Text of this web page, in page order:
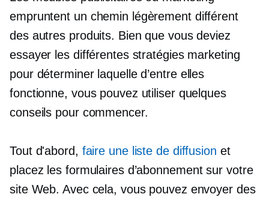
empruntent un chemin légèrement différent
des autres produits. Bien que vous deviez
essayer les différentes stratégies marketing
pour déterminer laquelle d’entre elles
fonctionne, vous pouvez utiliser quelques
conseils pour commencer.
Tout d'abord, faire une liste de diffusion et
placez les formulaires d’abonnement sur votre
site Web. Avec cela, vous pouvez envoyer des